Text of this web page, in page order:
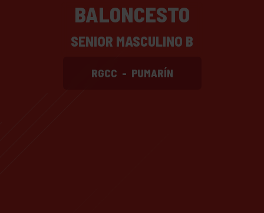
BALONCESTO
SENIOR MASCULINO B
RGCC - PUMARÍN